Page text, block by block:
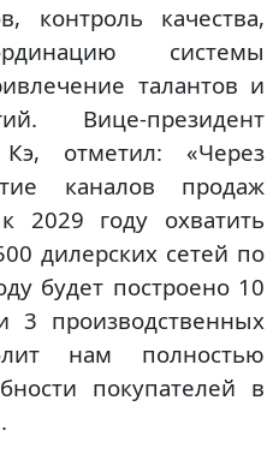
контроль качества,
системы
талантов и
Вице-президент
Кэ, отметил: «Через
каналов продаж
2029 году охватить
дилерских сетей по
будет построено 10
3 производственных
нам полностью
покупателей в